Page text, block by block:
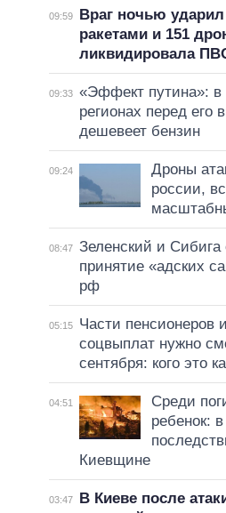
09:59
Враг ночью
ракетами и 151
ликвидировала
09:33 «Эффект путина»: в
регионах перед его
дешевеет бензин
09:24
Дроны
россии,
08:47 Зеленский и Сибига
принятие «адских
рф
05:15
Части пенсионеров
соцвыплат нужно
сентября: кого это
04:51
Среди
ребенок:
Киевщине
03:47
В Киеве после